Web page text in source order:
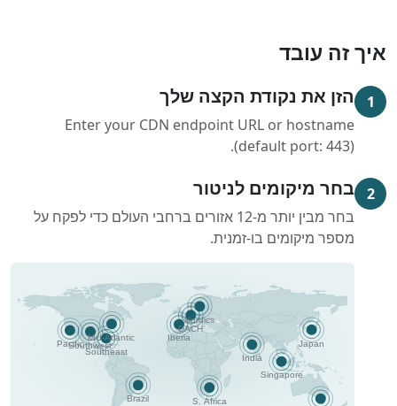
איך זה עובד
1 הזן את נקודת הקצה שלך
Enter your CDN endpoint URL or hostname
(default port: 443).
2 בחר מיקומים לניטור
בחר מבין יותר מ-12 אזורים ברחבי העולם כדי לפקח על
מספר מיקומים בו-זמנית.